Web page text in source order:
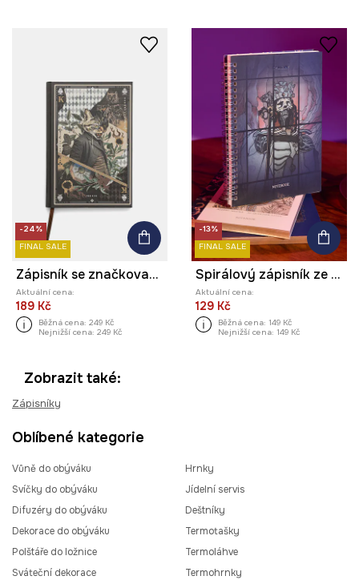
-24%
FINAL SALE
Zápisník se značkovačem
Aktuální cena:
189 Kč
Běžná cena: 249 Kč
Nejnižší cena: 249 Kč
-13%
FINAL SALE
Spirálový zápisník ze speciální kolekce Eviva L'arte černá barva
Aktuální cena:
129 Kč
Běžná cena: 149 Kč
Nejnižší cena: 149 Kč
Zobrazit také:
Zápisníky
Oblíbené kategorie
Vůně do obýváku
Svíčky do obýváku
Difuzéry do obýváku
Dekorace do obýváku
Polštáře do ložnice
Sváteční dekorace
Hrnky
Jídelní servis
Deštníky
Termotašky
Termoláhve
Termohrnky